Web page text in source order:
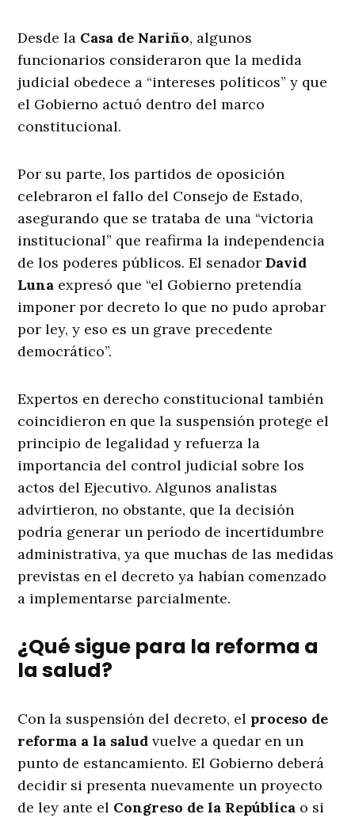
Desde la Casa de Nariño, algunos
funcionarios consideraron que la medida
judicial obedece a “intereses políticos” y que
el Gobierno actuó dentro del marco
constitucional.
Por su parte, los partidos de oposición
celebraron el fallo del Consejo de Estado,
asegurando que se trataba de una “victoria
institucional” que reafirma la independencia
de los poderes públicos. El senadorDavid
Luna expresó que “el Gobierno pretendía
imponer por decreto lo que no pudo aprobar
por ley, y eso es un grave precedente
democrático”.
Expertos en derecho constitucional también
coincidieron en que la suspensión protege el
principio de legalidad y refuerza la
importancia del control judicial sobre los
actos del Ejecutivo. Algunos analistas
advirtieron, no obstante, que la decisión
podría generar un período de incertidumbre
administrativa, ya que muchas de las medidas
previstas en el decreto ya habían comenzado
a implementarse parcialmente.
¿Qué sigue para la reforma a
la salud?
Con la suspensión del decreto, el proceso de
reforma a la salud vuelve a quedar en un
punto de estancamiento. El Gobierno deberá
decidir si presenta nuevamente un proyecto
de ley ante el Congreso de la República o si